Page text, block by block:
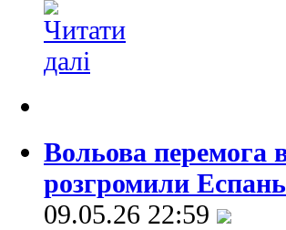
Вольова перемога
розгромили
09.05.26 22:59